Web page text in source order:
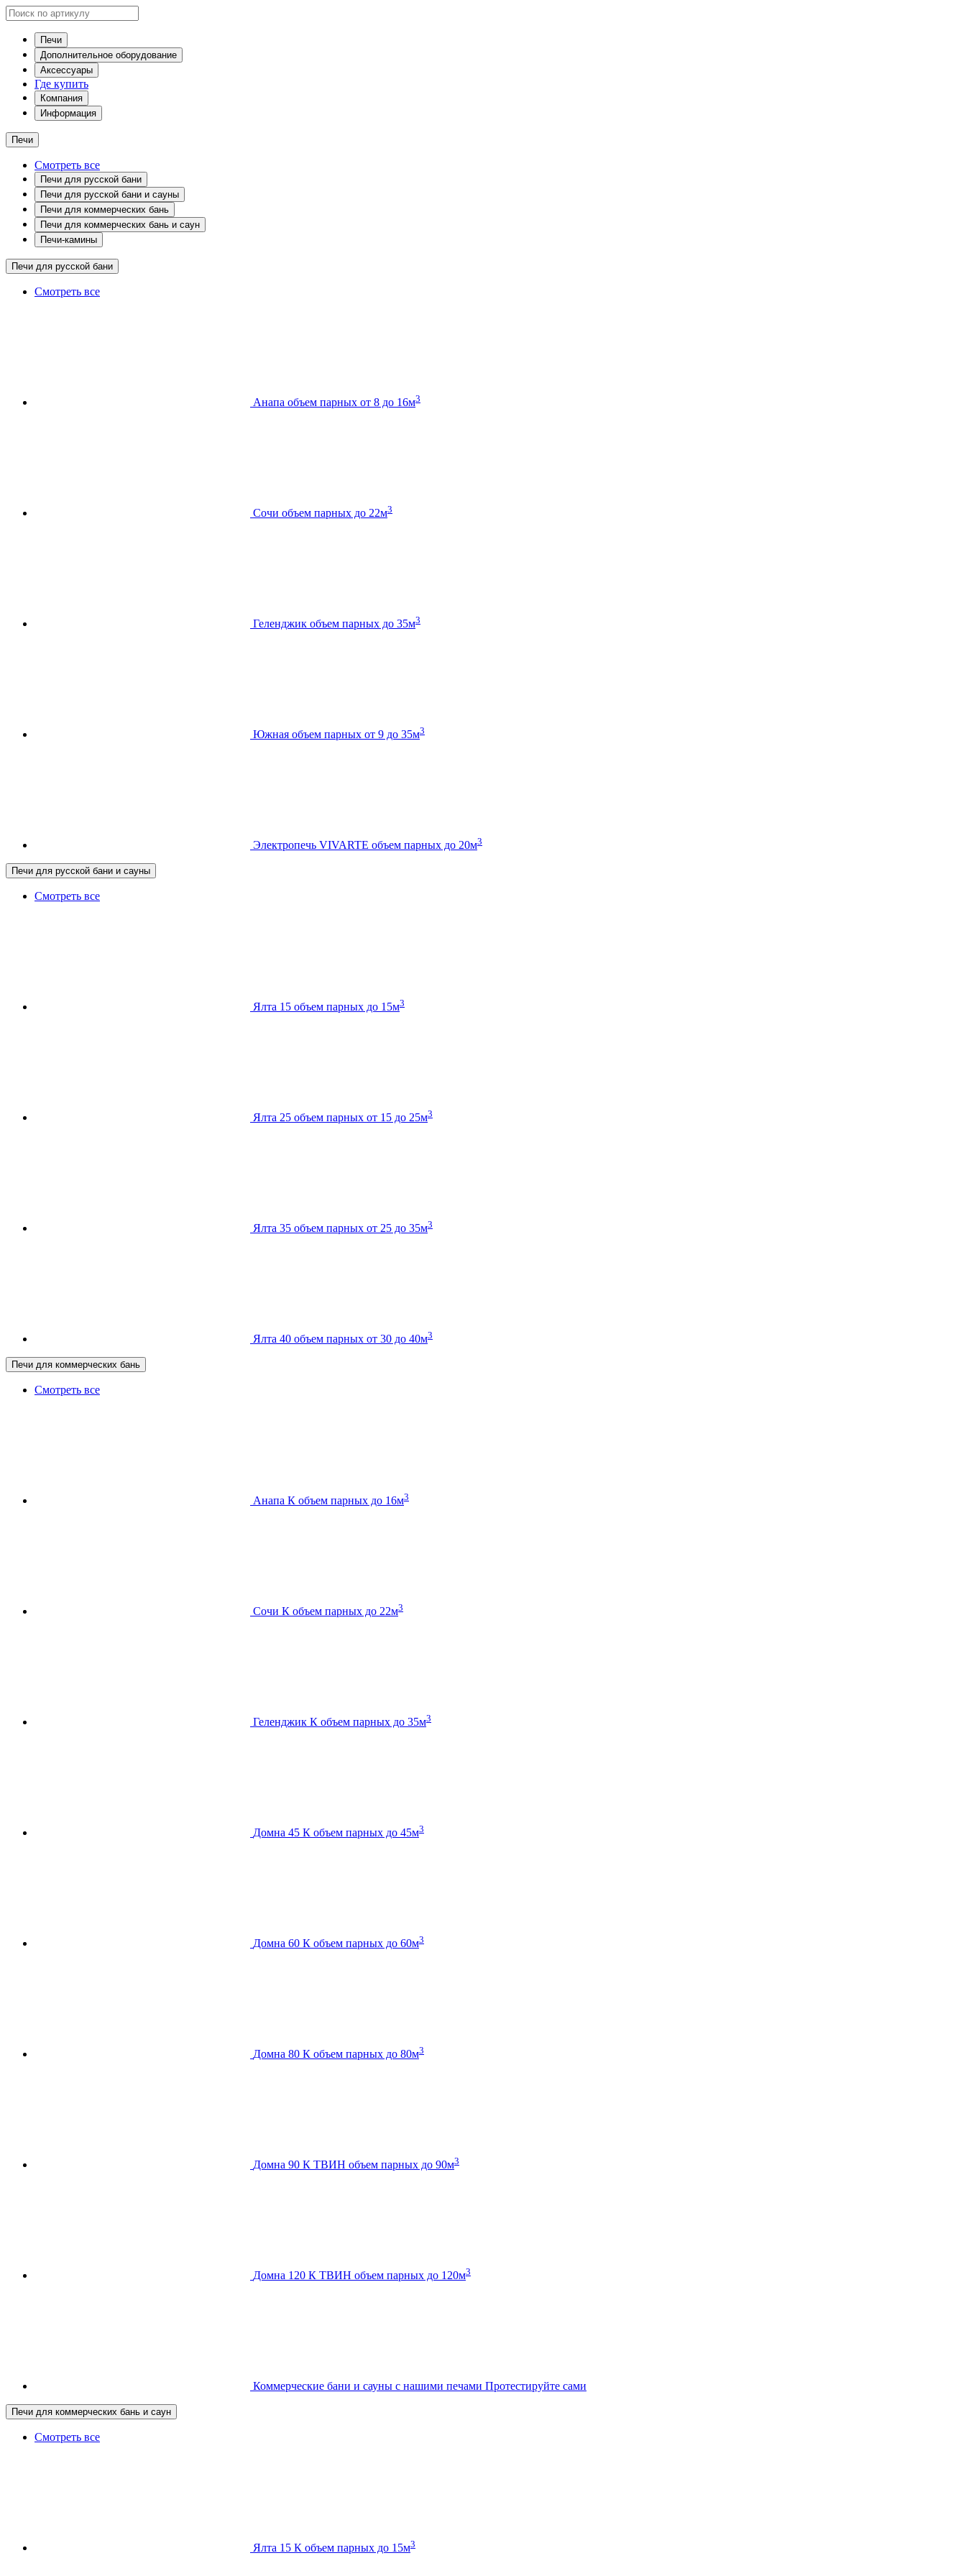
Печи
Дополнительное оборудование
Аксессуары
Где купить
Компания
Информация
Печи
Смотреть все
Печи для русской бани
Печи для русской бани и сауны
Печи для коммерческих бань
Печи для коммерческих бань и саун
Печи-камины
Печи для русской бани
Смотреть все
Анапа объем парных от 8 до 16м3
Сочи объем парных до 22м3
Геленджик объем парных до 35м3
Южная объем парных от 9 до 35м3
Электропечь VIVARTE объем парных до 20м3
Печи для русской бани и сауны
Смотреть все
Ялта 15 объем парных до 15м3
Ялта 25 объем парных от 15 до 25м3
Ялта 35 объем парных от 25 до 35м3
Ялта 40 объем парных от 30 до 40м3
Печи для коммерческих бань
Смотреть все
Анапа К объем парных до 16м3
Сочи К объем парных до 22м3
Геленджик К объем парных до 35м3
Домна 45 К объем парных до 45м3
Домна 60 К объем парных до 60м3
Домна 80 К объем парных до 80м3
Домна 90 К ТВИН объем парных до 90м3
Домна 120 К ТВИН объем парных до 120м3
Коммерческие бани и сауны с нашими печами Протестируйте сами
Печи для коммерческих бань и саун
Смотреть все
Ялта 15 К объем парных до 15м3